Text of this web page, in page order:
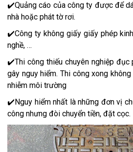
✔️Quảng cáo của công ty được để
nhà hoặc phát tờ rơi.
✔️Công ty không giấy giấy phép
nghề, …
✔️Thi công thiếu chuyên nghiệp đục
gây nguy hiểm. Thi công xong
nhiễm môi trường
✔️Nguy hiểm nhất là những đơn vị
công nhưng đòi chuyển tiền, đặt cọc.